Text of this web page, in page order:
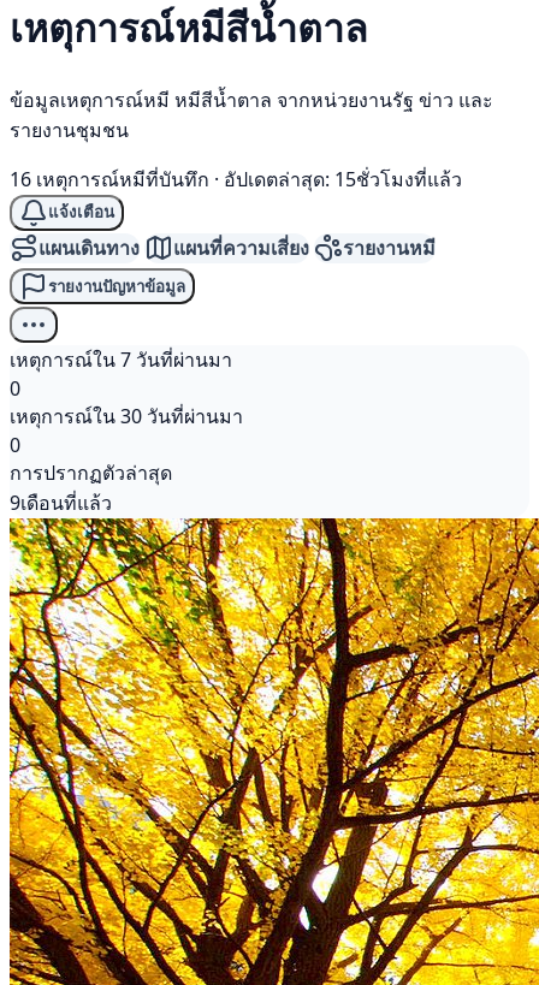
เหตุการณ์หมีสีน้ำตาล
ข้อมูลเหตุการณ์หมี หมีสีน้ำตาล จากหน่วยงานรัฐ ข่าว และ
รายงานชุมชน
16 เหตุการณ์หมีที่บันทึก · อัปเดตล่าสุด: 15ชั่วโมงที่แล้ว
แจ้งเตือน
แผนเดินทาง แผนที่ความเสี่ยง รายงานหมี
รายงานปัญหาข้อมูล
เหตุการณ์ใน 7 วันที่ผ่านมา
0
เหตุการณ์ใน 30 วันที่ผ่านมา
0
การปรากฏตัวล่าสุด
9เดือนที่แล้ว